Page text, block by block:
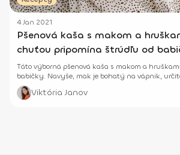
4 Jan 2021
Pšenová kaša s makom a
chuťou pripomína štrúdľu od
Táto výborná pšenová kaša s makom a
babičky. Navyše, mak je bohatý na vápnik,
jeádlnička.
Viktória Janov